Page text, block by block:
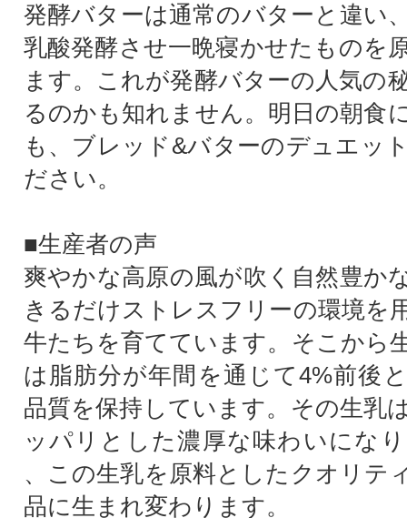
発酵バターは通常のバターと違い
乳酸発酵させ一晩寝かせたものを
ます。これが発酵バターの人気の
るのかも知れません。明日の朝食
も、ブレッド&バターのデュエッ
ださい。
■生産者の声
爽やかな高原の風が吹く自然豊か
きるだけストレスフリーの環境を
牛たちを育てています。そこから
は脂肪分が年間を通じて4%前後
品質を保持しています。その生乳
ッパリとした濃厚な味わいにな
、この生乳を原料としたクオリテ
品に生まれ変わります。